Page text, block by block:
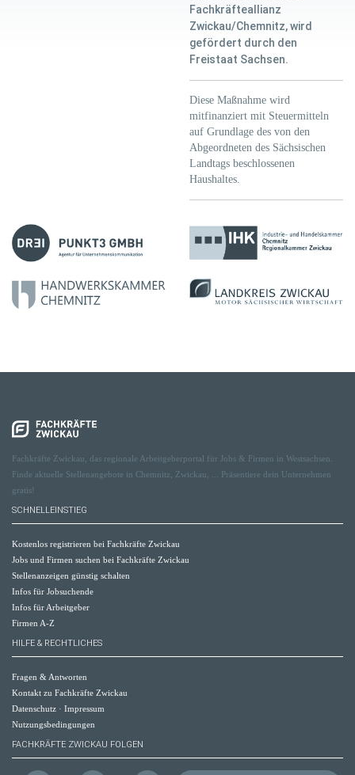
Fachkräfteallianz
Zwickau/Chemnitz, wird
gefördert durch den
Freistaat Sachsen.
Diese Maßnahme wird
mitfinanziert mit Steuermitteln
auf Grundlage des von den
Abgeordneten des Sächsischen
Landtags beschlossenen
Haushaltes.
Fachkräfte Zwickau, das regionale Arbeitgeberportal für Jobs & Firmen in Westsachsen.
Finde aktuelle Stellenangebote in Chemnitz, Zwickau, ... Präsentiere dein Unternehmen
gratis!
SCHNELLEINSTIEG
Kostenlos registrieren bei Fachkräfte Zwickau
Jobs und Firmen suchen bei Fachkräfte Zwickau
Stellenanzeigen günstig schalten
Infos für Jobsuchende
Infos für Arbeitgeber
Firmen A-Z
HILFE & RECHTLICHES
Fragen & Antworten
Kontakt zu Fachkräfte Zwickau
Datenschutz · Impressum
Nutzungsbedingungen
FACHKRÄFTE ZWICKAU FOLGEN